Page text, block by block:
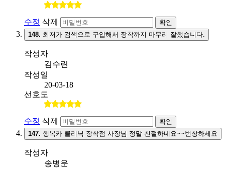
수정 삭제
확인
148. 최저가 검색으로 구입해서 장착까지 마무리 잘했습니다.
작성자
김수린
작성일
20-03-18
선호도
수정 삭제
확인
147. 행복카 클리닉 장착점 사장님 정말 친절하네요~~번창하세요
작성자
송병운